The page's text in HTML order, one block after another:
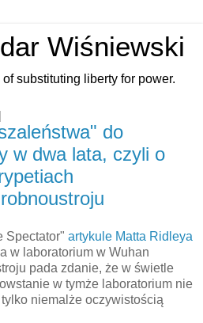
Wiśniewski
substituting liberty for power.
do
w dwa lata, czyli o
Spectator" artykule Matta Ridleya
w laboratorium w Wuhan
pada zdanie, że w świetle
w tymże laboratorium nie
niemalże oczywistością